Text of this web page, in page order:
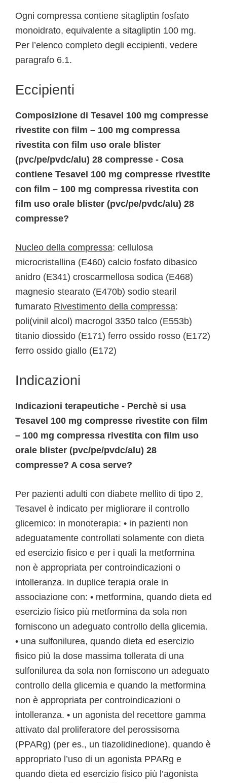
Ogni compressa contiene sitagliptin fosfato
monoidrato, equivalente a sitagliptin 100 mg.
Per l’elenco completo degli eccipienti, vedere
paragrafo 6.1.
Eccipienti
Composizione di Tesavel 100 mg compresse
rivestite con film – 100 mg compressa
rivestita con film uso orale blister
(pvc/pe/pvdc/alu) 28 compresse - Cosa
contiene Tesavel 100 mg compresse rivestite
con film – 100 mg compressa rivestita con
film uso orale blister (pvc/pe/pvdc/alu) 28
compresse?
Nucleo della compressa: cellulosa
microcristallina (E460) calcio fosfato dibasico
anidro (E341) croscarmellosa sodica (E468)
magnesio stearato (E470b) sodio stearil
fumarato Rivestimento della compressa:
poli(vinil alcol) macrogol 3350 talco (E553b)
titanio diossido (E171) ferro ossido rosso (E172)
ferro ossido giallo (E172)
Indicazioni
Indicazioni terapeutiche - Perchè si usa
Tesavel 100 mg compresse rivestite con film
– 100 mg compressa rivestita con film uso
orale blister (pvc/pe/pvdc/alu) 28
compresse? A cosa serve?
Per pazienti adulti con diabete mellito di tipo 2,
Tesavel è indicato per migliorare il controllo
glicemico: in monoterapia: • in pazienti non
adeguatamente controllati solamente con dieta
ed esercizio fisico e per i quali la metformina
non è appropriata per controindicazioni o
intolleranza. in duplice terapia orale in
associazione con: • metformina, quando dieta ed
esercizio fisico più metformina da sola non
forniscono un adeguato controllo della glicemia.
• una sulfonilurea, quando dieta ed esercizio
fisico più la dose massima tollerata di una
sulfonilurea da sola non forniscono un adeguato
controllo della glicemia e quando la metformina
non è appropriata per controindicazioni o
intolleranza. • un agonista del recettore gamma
attivato dal proliferatore del perossisoma
(PPARg) (per es., un tiazolidinedione), quando è
appropriato l’uso di un agonista PPARg e
quando dieta ed esercizio fisico più l’agonista